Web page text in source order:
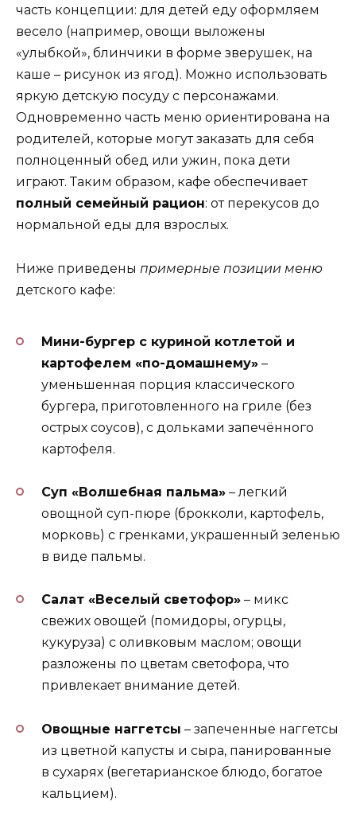
часть концепции: для детей еду оформляем
весело (например, овощи выложены
«улыбкой», блинчики в форме зверушек, на
каше – рисунок из ягод). Можно использовать
яркую детскую посуду с персонажами.
Одновременно часть меню ориентирована на
родителей, которые могут заказать для себя
полноценный обед или ужин, пока дети
играют. Таким образом, кафе обеспечивает
полный семейный рацион: от перекусов до
нормальной еды для взрослых.
Ниже приведены примерные позиции меню
детского кафе:
Мини-бургер с куриной котлетой и
картофелем «по-домашнему» –
уменьшенная порция классического
бургера, приготовленного на гриле (без
острых соусов), с дольками запечённого
картофеля.
Суп «Волшебная пальма» – легкий
овощной суп-пюре (брокколи, картофель,
морковь) с гренками, украшенный зеленью
в виде пальмы.
Салат «Веселый светофор» – микс
свежих овощей (помидоры, огурцы,
кукуруза) с оливковым маслом; овощи
разложены по цветам светофора, что
привлекает внимание детей.
Овощные наггетсы – запеченные наггетсы
из цветной капусты и сыра, панированные
в сухарях (вегетарианское блюдо, богатое
кальцием).